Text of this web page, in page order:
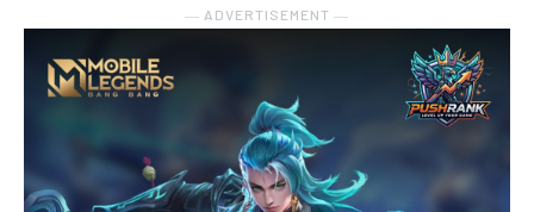
― ADVERTISEMENT ―